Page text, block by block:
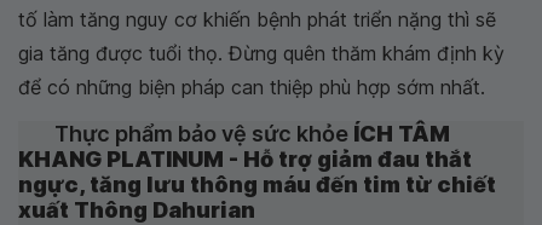
tố làm tăng nguy cơ khiến bệnh phát triển nặng thì sẽ
gia tăng được tuổi thọ. Đừng quên thăm khám định kỳ
để có những biện pháp can thiệp phù hợp sớm nhất.
Thực phẩm bảo vệ sức khỏe ÍCH TÂM
KHANG PLATINUM - Hỗ trợ giảm đau thắt
ngực, tăng lưu thông máu đến tim từ chiết
xuất Thông Dahurian